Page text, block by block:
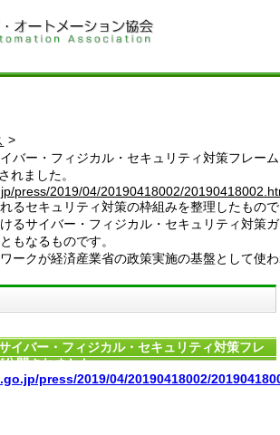
>
バー・フィジカル・セキュリティ対策フレー
れました。
press/2019/04/20190418002/
るセキュリティ対策の枠組みを整理したもの
けるサイバー・フィジカル・セキュリティ対策
もなるものです。
ークが経済産業省の政策実施の基盤として使
イバー・フィジカル・セキュリティ対策フレ
開されました。
press/2019/04/20190418002/